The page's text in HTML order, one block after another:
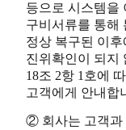
등으로 시스템을
구비서류를 통해
정상 복구된 이
진위확인이 되지
18조 2항 1호에
고객에게 안내합
② 회사는 고객과